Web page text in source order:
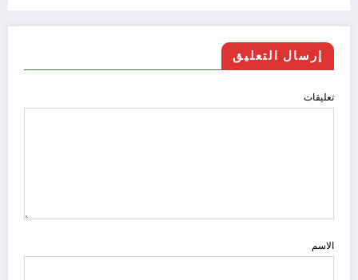
إرسال التعليق
تعليقات
الاسم